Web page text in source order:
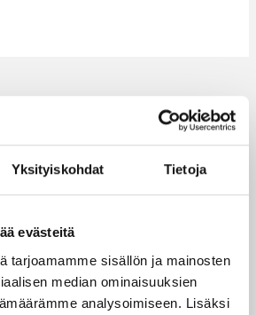
Yksityiskohdat Tietoja
evästeitä
tarjoamamme sisällön ja mainosten
median ominaisuuksien
analysoimiseen. Lisäksi